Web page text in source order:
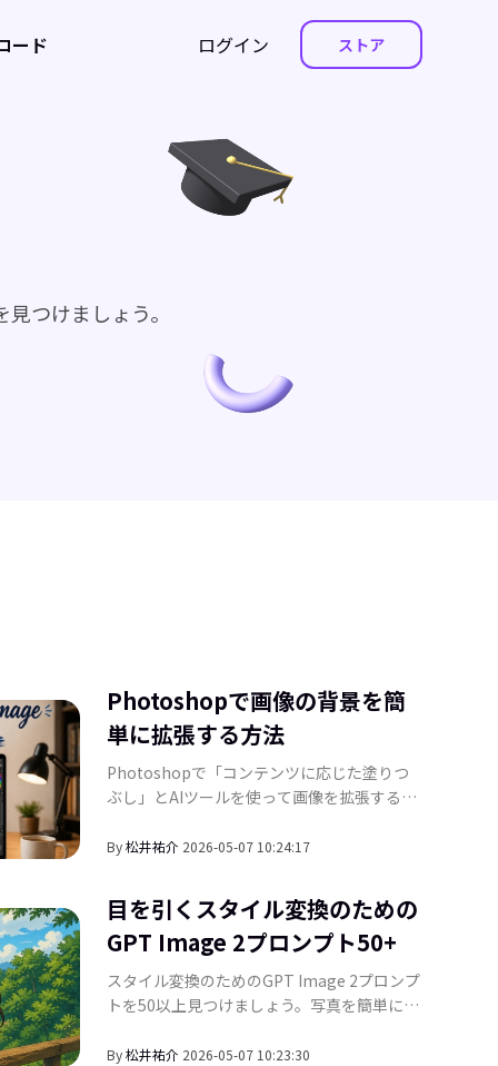
ログイン ストア
ード
つけましょう。
ラインで即座に使える
ツール
Photoshopで画像の背景を簡
単に拡張する方法
Photoshopで「コンテンツに応じた塗りつ
ぶし」とAIツールを使って画像を拡張する方
手順に従えば、画像の背景を簡単に広げるこ
By松井祐介 2026-05-07 10:24:17
目を引くスタイル変換のための
GPT Image 2プロンプト50+
スタイル変換のためのGPT Image 2プロンプ
トを50以上見つけましょう。写真を簡単にAI
AIによる顔の歪みを瞬時に修正。
By松井祐介 2026-05-07 10:23:30